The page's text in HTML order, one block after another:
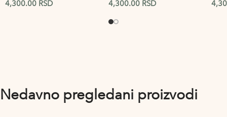
4,300.00 RSD 4,300.00 RSD
Nedavno pregledani proizvodi